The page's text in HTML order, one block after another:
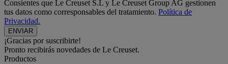
Consientes que Le Creuset S.L y Le Creuset Group AG gestionen
tus datos como corresponsables del tratamiento. Política de
Privacidad.
¡Gracias por suscribirte!
Pronto recibirás novedades de Le Creuset.
Productos